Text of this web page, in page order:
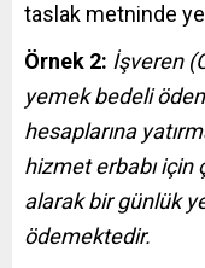
taslak metninde
Örnek 2: İşveren
yemek bedeli
hesaplarına
hizmet erbabı için
alarak bir günlük
ödemektedir.